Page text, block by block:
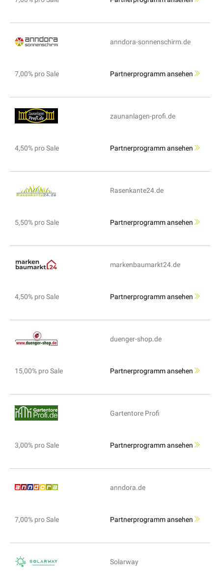
anndora-sonnenschirm.de
7,00% pro Sale Partnerprogramm ansehen
zaunanlagen-profi.de
4,50% pro Sale Partnerprogramm ansehen
Rasenkante24.de
5,50% pro Sale Partnerprogramm ansehen
markenbaumarkt24.de
4,50% pro Sale Partnerprogramm ansehen
duenger-shop.de
15,00% pro Sale Partnerprogramm ansehen
Gartentore Profi
3,00% pro Sale Partnerprogramm ansehen
anndora.de
7,00% pro Sale Partnerprogramm ansehen
Solarway